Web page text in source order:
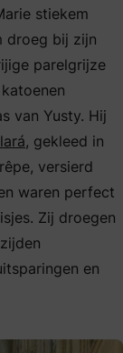
stiekem
droeg bij zijn
parelgrijze
van Yusty. Hij
, gekleed in
versierd
waren perfect
Zij droegen
en